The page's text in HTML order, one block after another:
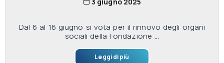
3 giugno 2025
Dal 6 al 16 giugno si vota per il rinnovo degli organi
sociali della Fondazione ...
Leggi di più